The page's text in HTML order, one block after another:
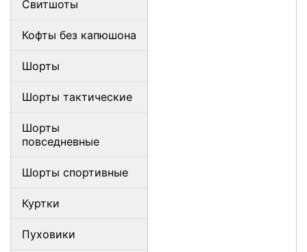
Свитшоты
Кофты без капюшона
Шорты
Шорты тактические
Шорты
повседневные
Шорты спортивные
Куртки
Пуховики